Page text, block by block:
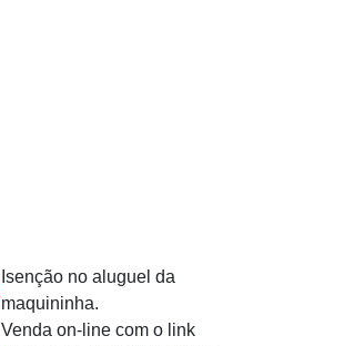
Isenção no aluguel da
maquininha.
Venda on-line com o link